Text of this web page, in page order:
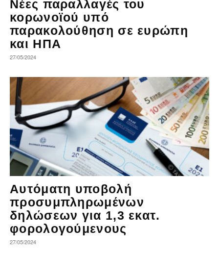
Νέες παραλλαγές του
κορωνοϊού υπό
παρακολούθηση σε ευρώπη
και ΗΠΑ
27/05/2024
Αυτόματη υποβολή
προσυμπληρωμένων
δηλώσεων για 1,3 εκατ.
φορολογούμενους
27/05/2024